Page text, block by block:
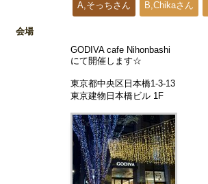
A,そっちさん B,Chikaさん
会場
GODIVA cafe Nihonbashi
にて開催します☆
東京都中央区日本橋1-3-13
東京建物日本橋ビル 1F